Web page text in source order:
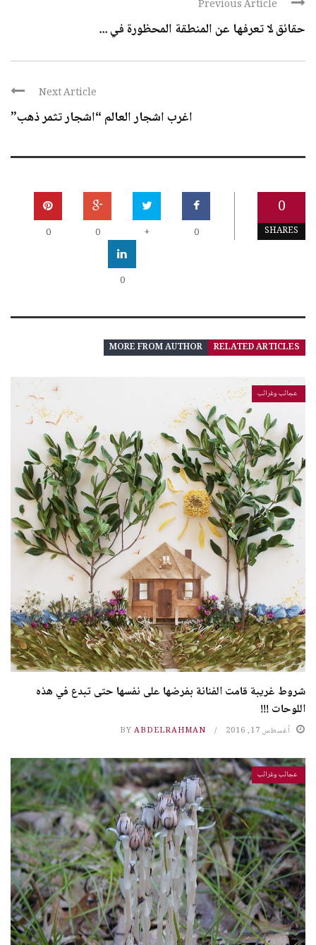
Previous Article
حقائق لا تعرفها عن المنطقة المحظورة في ...
Next Article
اغرب اشجار العالم “اشجار تثمر ذهب”
0
SHARES
0
+
0
0
0
RELATED ARTICLES
MORE FROM AUTHOR
عجائب وغرائب
شروط غريبة قامت الفنانة بفرضها على نفسها حتى تبدع في هذه
اللوحات !!!
أغسطس 17, 2016 BY ABDELRAHMAN
عجائب وغرائب